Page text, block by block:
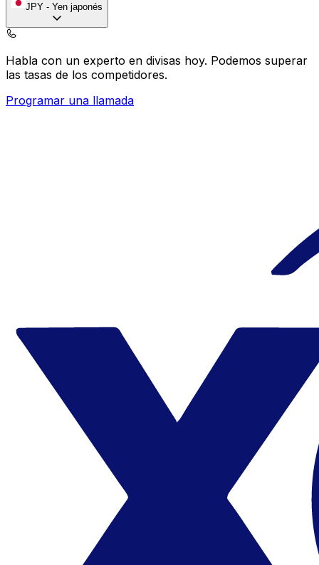
JPY - Yen japonés
Habla con un experto en divisas hoy. Podemos superar
las tasas de los competidores.
Programar una llamada